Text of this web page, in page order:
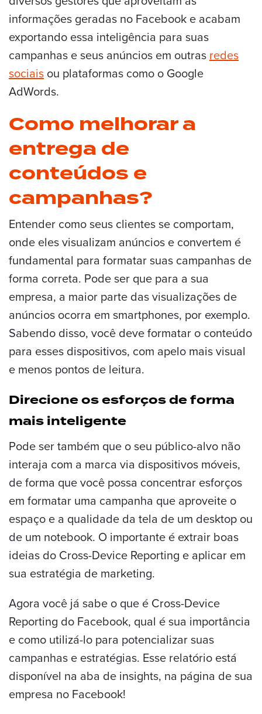
informações geradas no Facebook e acabam
exportando essa inteligência para suas
campanhas e seus anúncios em outras redes
sociais ou plataformas como o Google
AdWords.
Como melhorar a
entrega de
conteúdos e
campanhas?
Entender como seus clientes se comportam,
onde eles visualizam anúncios e convertem é
fundamental para formatar suas campanhas de
forma correta. Pode ser que para a sua
empresa, a maior parte das visualizações de
anúncios ocorra em smartphones, por exemplo.
Sabendo disso, você deve formatar o conteúdo
para esses dispositivos, com apelo mais visual
e menos pontos de leitura.
Direcione os esforços de forma
mais inteligente
Pode ser também que o seu público-alvo não
interaja com a marca via dispositivos móveis,
de forma que você possa concentrar esforços
em formatar uma campanha que aproveite o
espaço e a qualidade da tela de um desktop ou
de um notebook. O importante é extrair boas
ideias do Cross-Device Reporting e aplicar em
sua estratégia de marketing.
Agora você já sabe o que é Cross-Device
Reporting do Facebook, qual é sua importância
e como utilizá-lo para potencializar suas
campanhas e estratégias. Esse relatório está
disponível na aba de insights, na página de sua
empresa no Facebook!